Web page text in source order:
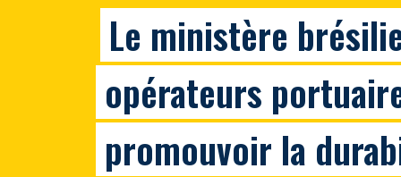
Le ministère
opérateurs
promouvoir la